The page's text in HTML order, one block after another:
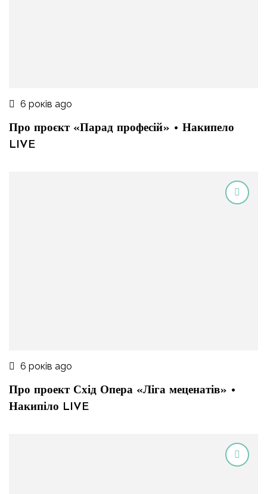
6 років ago
Про проєкт «Парад професій» • Накипело
LIVE
6 років ago
Про проект Схід Опера «Ліга меценатів» •
Накипіло LIVE